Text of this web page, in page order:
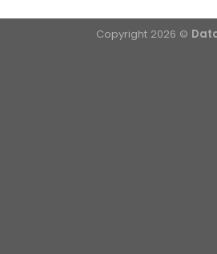
Copyright 2026 ©